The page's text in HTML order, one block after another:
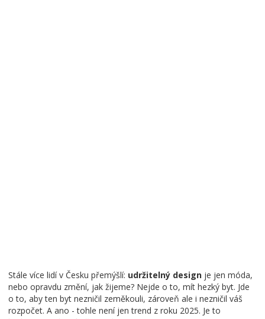
Stále více lidí v Česku přemýšlí: udržitelný design je jen móda,
nebo opravdu změní, jak žijeme? Nejde o to, mít hezký byt. Jde
o to, aby ten byt nezničil zeměkouli, zároveň ale i nezničil váš
rozpočet. A ano - tohle není jen trend z roku 2025. Je to